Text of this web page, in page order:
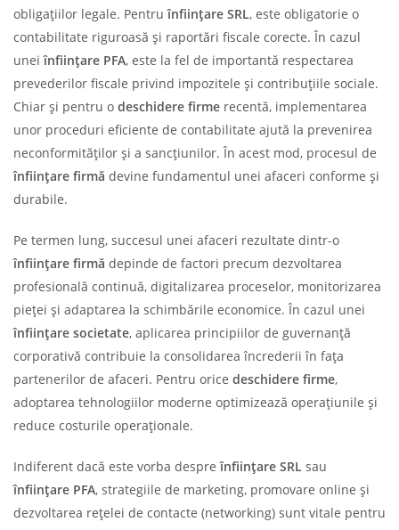
obligațiilor legale. Pentruînființare SRL, este obligatorie o
contabilitate riguroasă și raportări fiscale corecte. În cazul
uneiînființare PFA, este la fel de importantă respectarea
prevederilor fiscale privind impozitele și contribuțiile sociale.
Chiar și pentru o deschidere firme recentă, implementarea
unor proceduri eficiente de contabilitate ajută la prevenirea
neconformităților și a sancțiunilor. În acest mod, procesul de
înființare firmă devine fundamentul unei afaceri conforme și
durabile.
Pe termen lung, succesul unei afaceri rezultate dintr-o
înființare firmă depinde de factori precum dezvoltarea
profesională continuă, digitalizarea proceselor, monitorizarea
pieței și adaptarea la schimbările economice. În cazul unei
înființare societate, aplicarea principiilor de guvernanță
corporativă contribuie la consolidarea încrederii în fața
partenerilor de afaceri. Pentru orice deschidere firme,
adoptarea tehnologiilor moderne optimizează operațiunile și
reduce costurile operaționale.
Indiferent dacă este vorba despreînființare SRL sau
înființare PFA, strategiile de marketing, promovare online și
dezvoltarea rețelei de contacte (networking) sunt vitale pentru